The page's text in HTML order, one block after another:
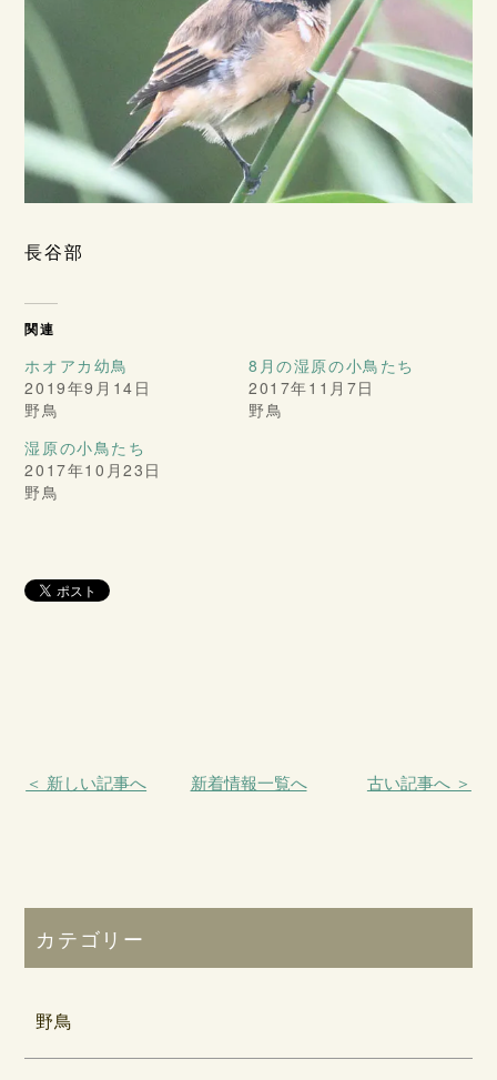
長谷部
関連
ホオアカ幼鳥
2019年9月14日
野鳥
8月の湿原の小鳥たち
2017年11月7日
野鳥
湿原の小鳥たち
2017年10月23日
野鳥
＜ 新しい記事へ 新着情報一覧へ 古い記事へ ＞
カテゴリー
野鳥